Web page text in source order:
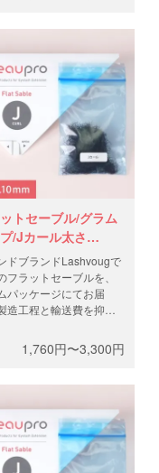
トセーブル/グラム
/Jカール太さ
ドブランドLashvougで
フラットセーブルを、
パッケージにてお届
造工程と輸送費を抑
低価格で。0.5gと1gから
ください。
1,760円〜3,300円